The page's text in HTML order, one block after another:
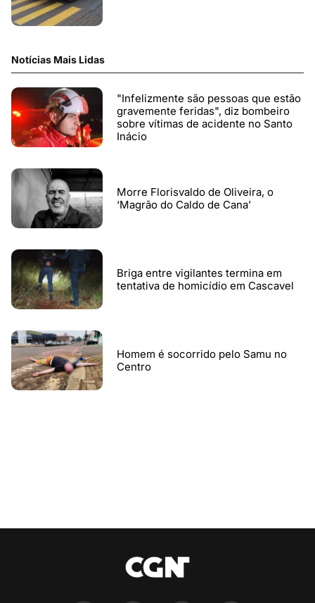
Notícias Mais Lidas
"Infelizmente são pessoas que estão
gravemente feridas", diz bombeiro
sobre vítimas de acidente no Santo
Inácio
Morre Florisvaldo de Oliveira, o
‘Magrão do Caldo de Cana’
Briga entre vigilantes termina em
tentativa de homicídio em Cascavel
Homem é socorrido pelo Samu no
Centro